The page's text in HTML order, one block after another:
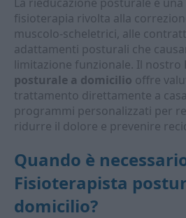
fisioterapia rivolta alla
muscolo-scheletrici, alle
adattamenti posturali che
limitazione funzionale. Il nostro
posturale a domicilio offre
trattamento direttamente a
programmi personalizzati per
ridurre il dolore e prevenire
Quando è
Fisioterapista
domicilio?